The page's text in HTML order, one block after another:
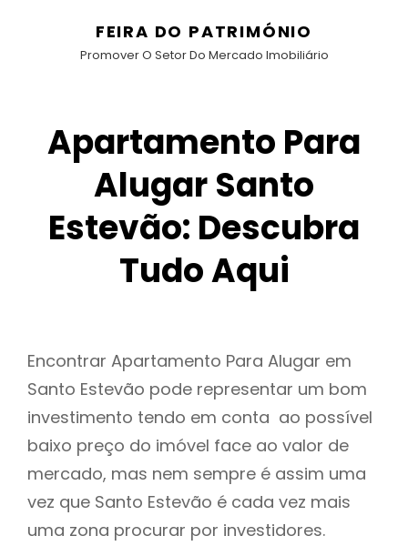
FEIRA DO PATRIMÓNIO
Promover O Setor Do Mercado Imobiliário
Apartamento Para
Alugar Santo
Estevão: Descubra
Tudo Aqui
Encontrar Apartamento Para Alugar em
Santo Estevão pode representar um bom
investimento tendo em conta ao possível
baixo preço do imóvel face ao valor de
mercado, mas nem sempre é assim uma
vez que Santo Estevão é cada vez mais
uma zona procurar por investidores.